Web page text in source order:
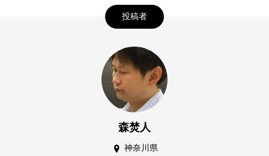
投稿者
森焚人
神奈川県